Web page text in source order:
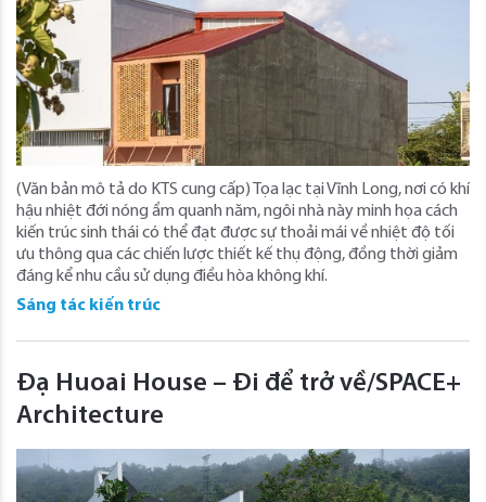
(Văn bản mô tả do KTS cung cấp) Tọa lạc tại Vĩnh Long, nơi có khí
hậu nhiệt đới nóng ẩm quanh năm, ngôi nhà này minh họa cách
kiến ​​trúc sinh thái có thể đạt được sự thoải mái về nhiệt độ tối
ưu thông qua các chiến lược thiết kế thụ động, đồng thời giảm
đáng kể nhu cầu sử dụng điều hòa không khí.
Sáng tác kiến trúc
Đạ Huoai House – Đi để trở về/SPACE+
Architecture